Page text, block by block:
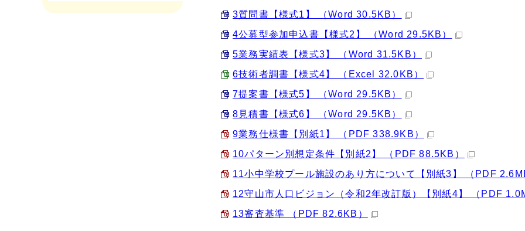
3質問書【様式1】 （Word 30.5KB）
4公募型参加申込書【様式2】 （Word 29.5KB）
5業務実績表【様式3】 （Word 31.5KB）
6技術者調書【様式4】 （Excel 32.0KB）
7提案書【様式5】 （Word 29.5KB）
8見積書【様式6】 （Word 29.5KB）
9業務仕様書【別紙1】 （PDF 338.9KB）
10パターン別想定条件【別紙2】 （PDF 88.5KB）
11小中学校プール施設のあり方について【別紙3】 （PDF
12守山市人口ビジョン（令和2年改訂版）【別紙4】 （PDF
13審査基準 （PDF 82.6KB）